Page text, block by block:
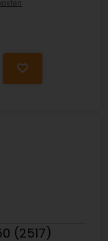
(2517)